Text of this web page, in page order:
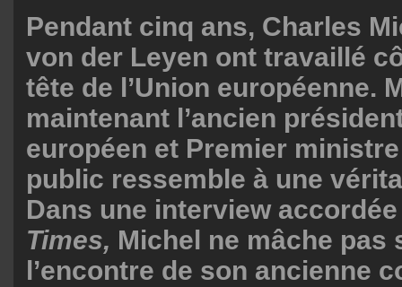
Pendant cinq ans, Charles
von der Leyen ont travaillé
tête de l’Union européenne.
maintenant l’ancien
européen et Premier
public ressemble à une
Dans une interview
Times, Michel ne mâche pas
l’encontre de son ancienne